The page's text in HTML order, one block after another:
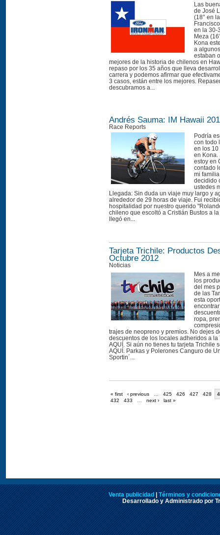
Las
de José
(18° en
en la 30-
Meza
Kona
a
estaban
mejores de la historia de chilenos en
repaso por los 35 años que lleva
carrera y podemos afirmar que
3 casos, están entre los mejores.
descubramos a...
Andrés Sauma: IM Hawaii
Race Reports
Podría
con todo
en los 10
en Kona.
estoy en
contado
mi
decidido
ustedes
Llegada: Sin duda un viaje muy largo y
alrededor de 29 horas de viaje. Fui
hospitalidad por nuestro querido
chileno que escoltó a Cristián Bustos a
llegó en...
Tarjeta Trichile: Productos
Octubre 2012
Noticias
Mes a
los
del mes
de las
esta
ropa,
trajes de neopreno y premios. No dejes
descuentos de los locales adheridos a la
AQUÍ. Si aún no tienes tu tarjeta Trichile
AQUÍ. Parkas y Polerones Canguro de
Sportin´...
« first ‹ previous … 425 426 427 428
432
433 … next › last »
Venta publicidad
Términos y
Desarrollado y Administrado por